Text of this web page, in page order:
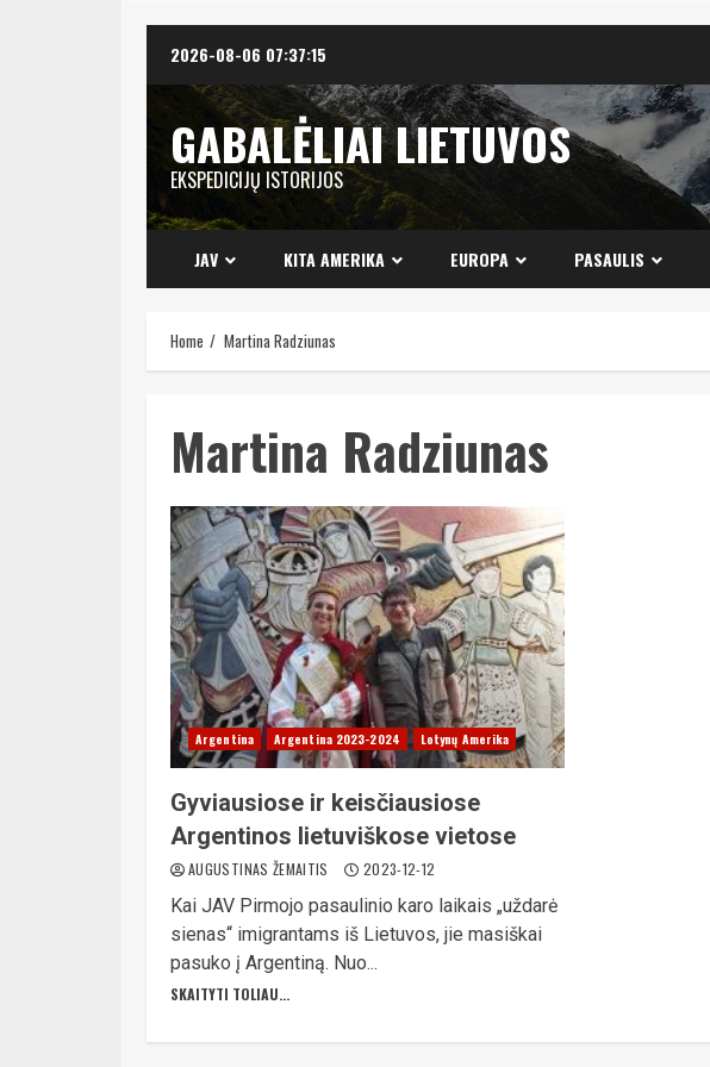
content
2026-08-06 07:37:15
GABALĖLIAI LIETUVOS
EKSPEDICIJŲ ISTORIJOS
JAV KITA AMERIKA EUROPA PASAULIS
Home Martina Radziunas
Martina Radziunas
Argentina Argentina 2023-2024 Lotynų Amerika
Gyviausiose ir keisčiausiose
Argentinos lietuviškose vietose
AUGUSTINAS ŽEMAITIS 2023-12-12
Kai JAV Pirmojo pasaulinio karo laikais „uždarė
sienas“ imigrantams iš Lietuvos, jie masiškai
pasuko į Argentiną. Nuo...
SKAITYTI TOLIAU...